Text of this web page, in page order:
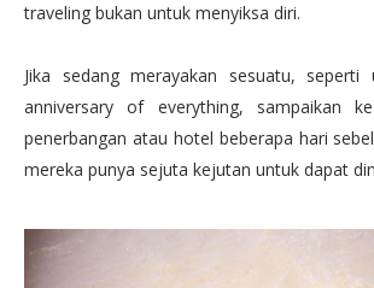
traveling bukan untuk menyiksa diri.
Jika sedang merayakan sesuatu,
anniversary of everything, sampaikan
penerbangan atau hotel beberapa hari
mereka punya sejuta kejutan untuk dapat